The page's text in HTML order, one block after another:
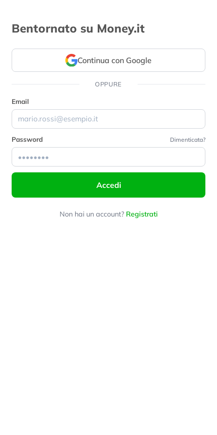
Bentornato su Money.it
Continua con Google
OPPURE
Email
Password Dimenticata?
Accedi
Non hai un account? Registrati